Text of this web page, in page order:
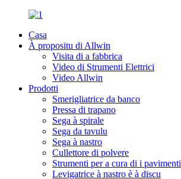
Casa
À propositu di Allwin
Visita di a fabbrica
Video di Strumenti Elettrici
Video Allwin
Prodotti
Smerigliatrice da banco
Pressa di trapano
Sega à spirale
Sega da tavulu
Sega à nastro
Cullettore di polvere
Strumenti per a cura di i pavimenti
Levigatrice à nastro è à discu